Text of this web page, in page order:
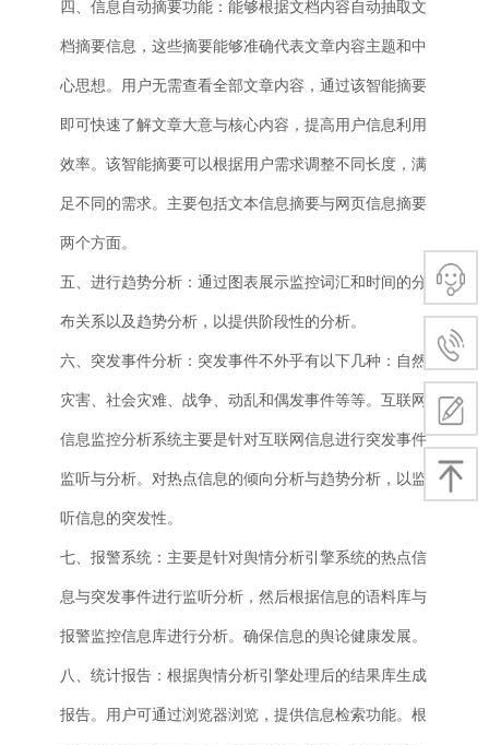
四、信息自动摘要功能：能够根据文档内容自动抽取文
档摘要信息，这些摘要能够准确代表文章内容主题和中
心思想。用户无需查看全部文章内容，通过该智能摘要
即可快速了解文章大意与核心内容，提高用户信息利用
效率。该智能摘要可以根据用户需求调整不同长度，满
足不同的需求。主要包括文本信息摘要与网页信息摘要
两个方面。
五、进行趋势分析：通过图表展示监控词汇和时间的分
布关系以及趋势分析，以提供阶段性的分析。
六、突发事件分析：突发事件不外乎有以下几种：自然
灾害、社会灾难、战争、动乱和偶发事件等等。互联网
信息监控分析系统主要是针对互联网信息进行突发事件
监听与分析。对热点信息的倾向分析与趋势分析，以监
听信息的突发性。
七、报警系统：主要是针对舆情分析引擎系统的热点信
息与突发事件进行监听分析，然后根据信息的语料库与
报警监控信息库进行分析。确保信息的舆论健康发展。
八、统计报告：根据舆情分析引擎处理后的结果库生成
报告。用户可通过浏览器浏览，提供信息检索功能。根